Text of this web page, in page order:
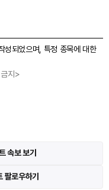
성되었으며, 특정 종목에 대한
지>
속보 보기
팔로우하기